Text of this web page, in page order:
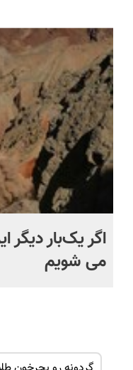
بیت کوین
🔥
(پرسش‌نامه)
اگر یک‌بار دیگر
می شویم